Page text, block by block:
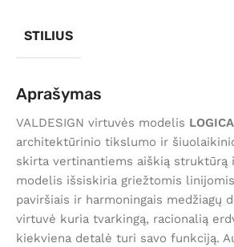
STILIUS
Aprašymas
VALDESIGN virtuvės modelis LOGICA
architektūrinio tikslumo ir
skirta vertinantiems aiškią struktūrą
modelis išsiskiria griežtomis
paviršiais ir harmoningais medžiagų
virtuvė kuria tvarkingą, racionalią
kiekviena detalė turi savo funkciją.